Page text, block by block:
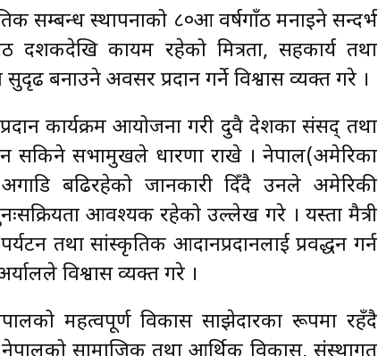
सम्बन्ध स्थापनाको ८०औँ वर्षगाँठ मनाइने सन्दर्भ
कायम रहेको मित्रता, सहकार्य तथा
बनाउने अवसर प्रदान गर्ने विश्वास व्यक्त गरे ।
कार्यक्रम आयोजना गरी दुवै देशका संसद् तथा
सकिने सभामुखले धारणा राखे । नेपाल(अमेरिका
अगाडि बढिरहेको जानकारी दिँदै उनले अमेरिकी
आवश्यक रहेको उल्लेख गरे । यस्ता मैत्री
तथा सांस्कृतिक आदानप्रदानलाई प्रवद्धन गर्न
विश्वास व्यक्त गरे ।
महत्वपूर्ण विकास साझेदारका रूपमा रहँदै